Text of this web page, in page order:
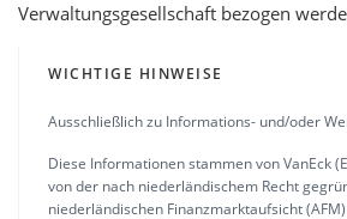
Verwaltungsgesellschaft bezogen
WICHTIGE HINWEISE
Ausschließlich zu Informations- und/oder
Diese Informationen stammen von VanEck
von der nach niederländischem Recht
niederländischen Finanzmarktaufsicht